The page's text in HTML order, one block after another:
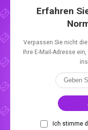
Erfahren
Verpassen Sie nicht
Ihre E-Mail-Adresse
Ich stimme